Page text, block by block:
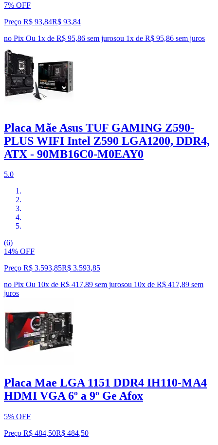
7% OFF
Preço R$ 93,84R$ 93,84
no Pix Ou 1x de R$ 95,86 sem jurosou 1x de R$ 95,86 sem juros
Placa Mãe Asus TUF GAMING Z590-
PLUS WIFI Intel Z590 LGA1200, DDR4,
ATX - 90MB16C0-M0EAY0
5.0
(6)
14% OFF
Preço R$ 3.593,85R$ 3.593,85
no Pix Ou 10x de R$ 417,89 sem jurosou 10x de R$ 417,89 sem
juros
Placa Mae LGA 1151 DDR4 IH110-MA4
HDMI VGA 6º a 9º Ge Afox
5% OFF
Preço R$ 484,50R$ 484,50